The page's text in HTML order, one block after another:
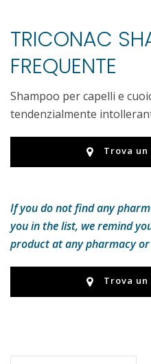
TRICONAC
FREQUENTE
Shampoo per capelli e
tendenzialmente
Trova
If you do not find any
you in the list, we remind
product at any pharmacy
Trova